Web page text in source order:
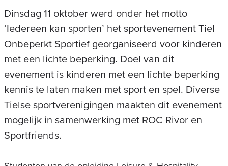
Dinsdag 11 oktober werd onder het motto
‘Iedereen kan sporten’ het sportevenement Tiel
Onbeperkt Sportief georganiseerd voor kinderen
met een lichte beperking. Doel van dit
evenement is kinderen met een lichte beperking
kennis te laten maken met sport en spel. Diverse
Tielse sportverenigingen maakten dit evenement
mogelijk in samenwerking met ROC Rivor en
Sportfriends.